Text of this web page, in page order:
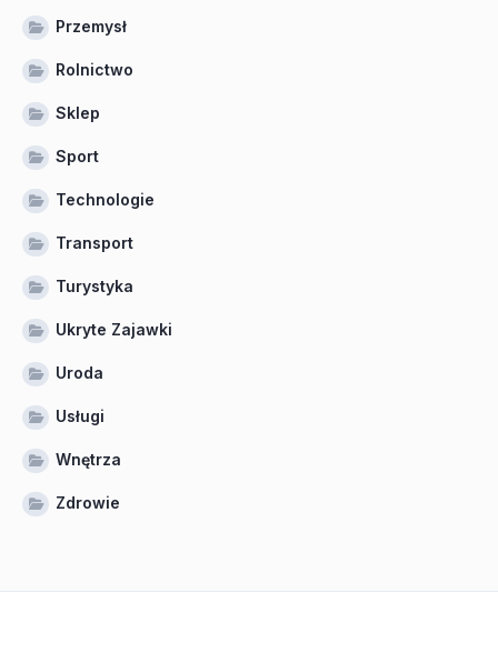
Przemysł
Rolnictwo
Sklep
Sport
Technologie
Transport
Turystyka
Ukryte Zajawki
Uroda
Usługi
Wnętrza
Zdrowie